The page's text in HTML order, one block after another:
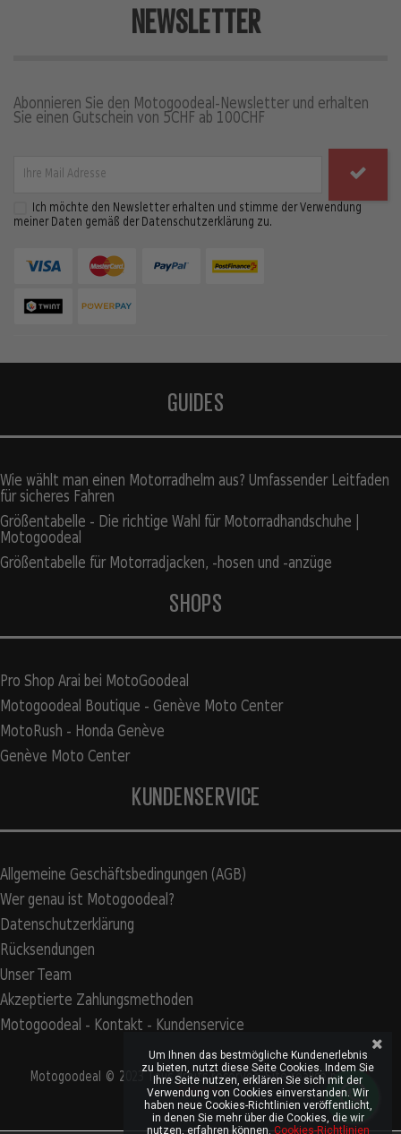
NEWSLETTER
Abonnieren Sie den Motogoodeal-Newsletter und erhalten
Sie einen Gutschein von 5CHF ab 100CHF
Ich möchte den Newsletter erhalten und stimme der Verwendung
meiner Daten gemäß der Datenschutzerklärung zu.
GUIDES
Wie wählt man einen Motorradhelm aus? Umfassender Leitfaden
für sicheres Fahren
Größentabelle - Die richtige Wahl für Motorradhandschuhe |
Motogoodeal
Größentabelle für Motorradjacken, -hosen und -anzüge
SHOPS
Pro Shop Arai bei MotoGoodeal
Motogoodeal Boutique - Genève Moto Center
MotoRush - Honda Genève
Genève Moto Center
KUNDENSERVICE
Allgemeine Geschäftsbedingungen (AGB)
Wer genau ist Motogoodeal?
Datenschutzerklärung
Rücksendungen
Unser Team
Akzeptierte Zahlungsmethoden
Motogoodeal - Kontakt - Kundenservice
Motogoodeal © 2023 Tous droits réservés. Site réalisé parS2A
Solution
Um Ihnen das bestmögliche Kundenerlebnis
zu bieten, nutzt diese Seite Cookies. Indem Sie
Ihre Seite nutzen, erklären Sie sich mit der
Verwendung von Cookies einverstanden. Wir
haben neue Cookies-Richtlinien veröffentlicht,
in denen Sie mehr über die Cookies, die wir
nutzen, erfahren können.Cookies-Richtlinien